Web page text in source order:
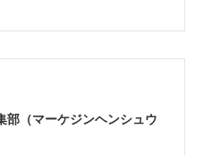
（マーケジンヘンシュウ